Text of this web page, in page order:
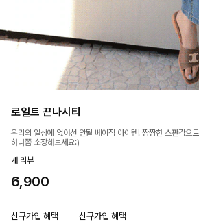
로일트 끈나시티
우리의 일상에 없어선 안될 베이직 아이템! 짱짱한 스판감으
하나쯤 소장해보세요:)
개 리뷰
6,900
신규가입 혜택 신규가입 혜택